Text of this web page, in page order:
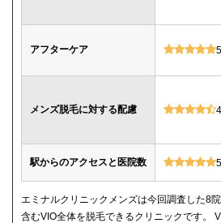
アフターケア
メンズ脱毛に対する配慮
駅からのアクセスと医院数
エミナルクリニックメンズは今回調査した8
含むVIO全体を脱毛できるクリニックです。